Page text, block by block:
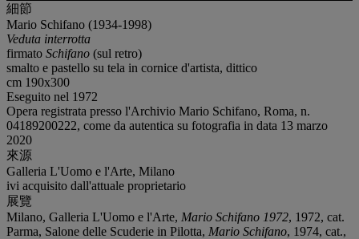
細節
Mario Schifano (1934-1998)
Veduta interrotta
firmato Schifano (sul retro)
smalto e pastello su tela in cornice d'artista, dittico
cm 190x300
Eseguito nel 1972
Opera registrata presso l'Archivio Mario Schifano, Roma, n.
04189200222, come da autentica su fotografia in data 13 marzo
2020
來源
Galleria L'Uomo e l'Arte, Milano
ivi acquisito dall'attuale proprietario
展覽
Milano, Galleria L'Uomo e l'Arte, Mario Schifano 1972, 1972, cat.
Parma, Salone delle Scuderie in Pilotta, Mario Schifano, 1974, cat.,